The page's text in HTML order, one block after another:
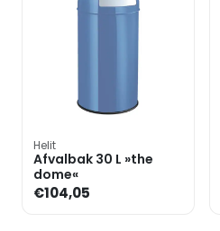
Helit
Afvalbak 30 L »the
dome«
€104,05